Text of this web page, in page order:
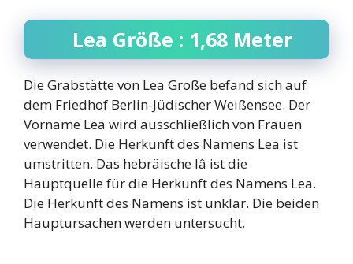
Lea Größe : 1,68 Meter
Die Grabstätte von Lea Große befand sich auf
dem Friedhof Berlin-Jüdischer Weißensee. Der
Vorname Lea wird ausschließlich von Frauen
verwendet. Die Herkunft des Namens Lea ist
umstritten. Das hebräische lâ ist die
Hauptquelle für die Herkunft des Namens Lea.
Die Herkunft des Namens ist unklar. Die beiden
Hauptursachen werden untersucht.